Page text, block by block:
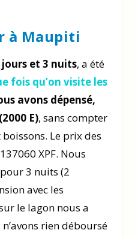
à Maupiti
et 3 nuits, a été
fois qu’on visite les
avons dépensé,
E), sans compter
Le prix des
XPF. Nous
3 nuits (2
avec les
le lagon nous a
rien déboursé